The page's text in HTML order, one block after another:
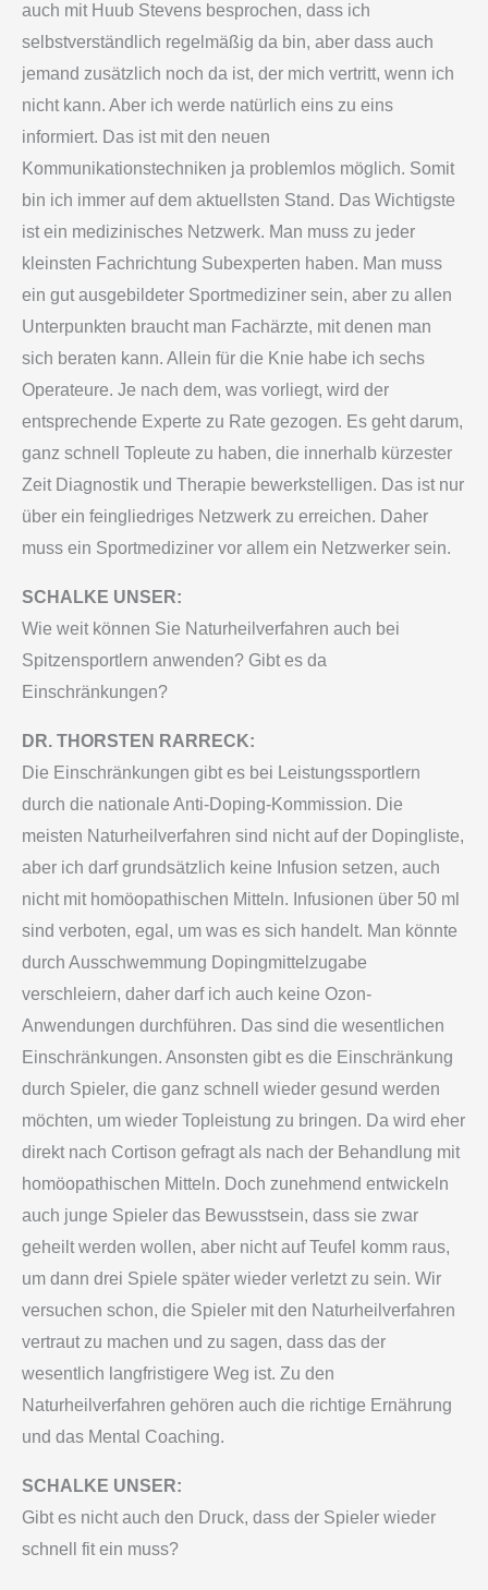
auch mit Huub Stevens besprochen, dass ich
selbstverständlich regelmäßig da bin, aber dass auch
jemand zusätzlich noch da ist, der mich vertritt, wenn ich
nicht kann. Aber ich werde natürlich eins zu eins
informiert. Das ist mit den neuen
Kommunikationstechniken ja problemlos möglich. Somit
bin ich immer auf dem aktuellsten Stand. Das Wichtigste
ist ein medizinisches Netzwerk. Man muss zu jeder
kleinsten Fachrichtung Subexperten haben. Man muss
ein gut ausgebildeter Sportmediziner sein, aber zu allen
Unterpunkten braucht man Fachärzte, mit denen man
sich beraten kann. Allein für die Knie habe ich sechs
Operateure. Je nach dem, was vorliegt, wird der
entsprechende Experte zu Rate gezogen. Es geht darum,
ganz schnell Topleute zu haben, die innerhalb kürzester
Zeit Diagnostik und Therapie bewerkstelligen. Das ist nur
über ein feingliedriges Netzwerk zu erreichen. Daher
muss ein Sportmediziner vor allem ein Netzwerker sein.
SCHALKE UNSER:
Wie weit können Sie Naturheilverfahren auch bei
Spitzensportlern anwenden? Gibt es da
Einschränkungen?
DR. THORSTEN RARRECK:
Die Einschränkungen gibt es bei Leistungssportlern
durch die nationale Anti-Doping-Kommission. Die
meisten Naturheilverfahren sind nicht auf der Dopingliste,
aber ich darf grundsätzlich keine Infusion setzen, auch
nicht mit homöopathischen Mitteln. Infusionen über 50 ml
sind verboten, egal, um was es sich handelt. Man könnte
durch Ausschwemmung Dopingmittelzugabe
verschleiern, daher darf ich auch keine Ozon-
Anwendungen durchführen. Das sind die wesentlichen
Einschränkungen. Ansonsten gibt es die Einschränkung
durch Spieler, die ganz schnell wieder gesund werden
möchten, um wieder Topleistung zu bringen. Da wird eher
direkt nach Cortison gefragt als nach der Behandlung mit
homöopathischen Mitteln. Doch zunehmend entwickeln
auch junge Spieler das Bewusstsein, dass sie zwar
geheilt werden wollen, aber nicht auf Teufel komm raus,
um dann drei Spiele später wieder verletzt zu sein. Wir
versuchen schon, die Spieler mit den Naturheilverfahren
vertraut zu machen und zu sagen, dass das der
wesentlich langfristigere Weg ist. Zu den
Naturheilverfahren gehören auch die richtige Ernährung
und das Mental Coaching.
SCHALKE UNSER:
Gibt es nicht auch den Druck, dass der Spieler wieder
schnell fit ein muss?